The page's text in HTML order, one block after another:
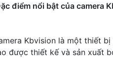
điểm nổi bật của camera
Kbvision là một thiết
được thiết kế và sản xuất